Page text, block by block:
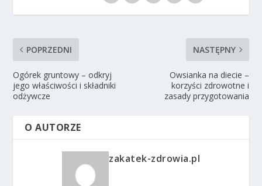
POPRZEDNI
Ogórek gruntowy – odkryj
jego właściwości i składniki
odżywcze
NASTĘPNY
Owsianka na diecie –
korzyści zdrowotne i
zasady przygotowania
O AUTORZE
zakatek-zdrowia.pl